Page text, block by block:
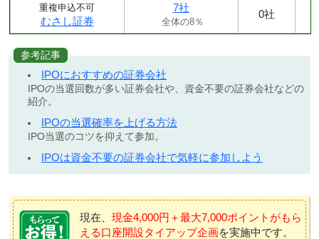
重複申込不可
むさし証券
7社
全体の8％
0社
参考記事
IPOにおすすめの証券会社
IPOの当選回数が多い証券会社や、資金不要の証券会社などの
紹介。
IPOの当選確率を上げる方法
IPO当選のコツを抑えて参加。
IPOは資金不要の証券会社で気軽に参加しよう
現在、 現金4,000円＋最大7,000ポイントがもら
える口座開設タイアップ企画を実施中です。